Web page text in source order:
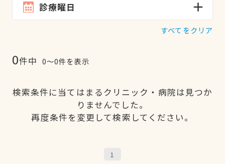
診療曜日
すべてをクリア
0件中 0〜0件を表示
検索条件に当てはまるクリニック・病院は見つか
りませんでした。
再度条件を変更して検索してください。
1